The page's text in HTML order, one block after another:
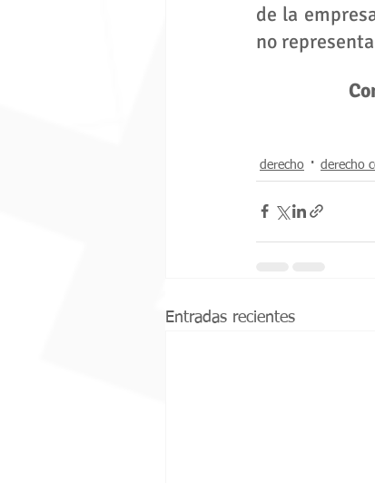
de la
no
derecho derecho
Entradas recientes